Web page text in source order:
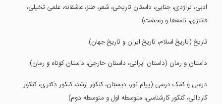
ادبی، تراژدی، جنایی، داستان تاریخی، شعر، طنز، عاشقانه، علمی تخیلی،
فانتزی، نامه‌ها و وحشت)
تاریخ (تاریخ اسلام، تاریخ ایران و تاریخ جهان)
داستان و رمان (داستان ایرانی، داستان خارجی، داستان کوتاه و رمان)
درسی و کمک درسی (پیام نور، دبستان، کنکور ارشد، کنکور دکتری، کنکور
کاردانی، کنکور کارشناسی، متوسطه اول و متوسطه دوم)